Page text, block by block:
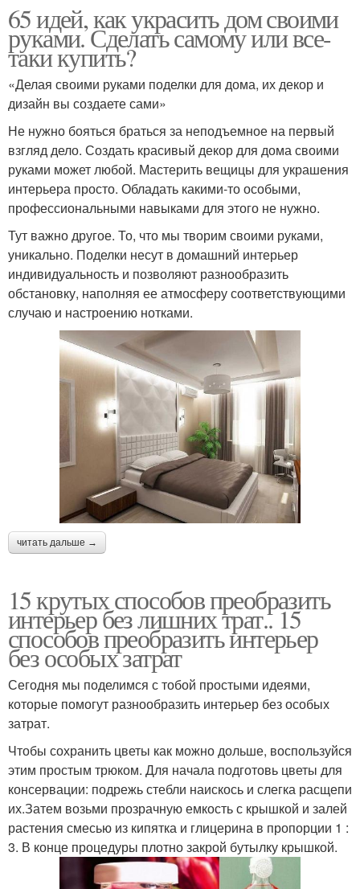
65 идей, как украсить дом своими
руками. Сделать самому или все-
таки купить?
«Делая своими руками поделки для дома, их декор и
дизайн вы создаете сами»
Не нужно бояться браться за неподъемное на первый
взгляд дело. Создать красивый декор для дома своими
руками может любой. Мастерить вещицы для украшения
интерьера просто. Обладать какими-то особыми,
профессиональными навыками для этого не нужно.
Тут важно другое. То, что мы творим своими руками,
уникально. Поделки несут в домашний интерьер
индивидуальность и позволяют разнообразить
обстановку, наполняя ее атмосферу соответствующими
случаю и настроению нотками.
читать дальше →
15 крутых способов преобразить
интерьер без лишних трат.. 15
способов преобразить интерьер
без особых затрат
Сегодня мы поделимся с тобой простыми идеями,
которые помогут разнообразить интерьер без особых
затрат.
Чтобы сохранить цветы как можно дольше, воспользуйся
этим простым трюком. Для начала подготовь цветы для
консервации: подрежь стебли наискось и слегка расщепи
их.Затем возьми прозрачную емкость с крышкой и залей
растения смесью из кипятка и глицерина в пропорции 1 :
3. В конце процедуры плотно закрой бутылку крышкой.